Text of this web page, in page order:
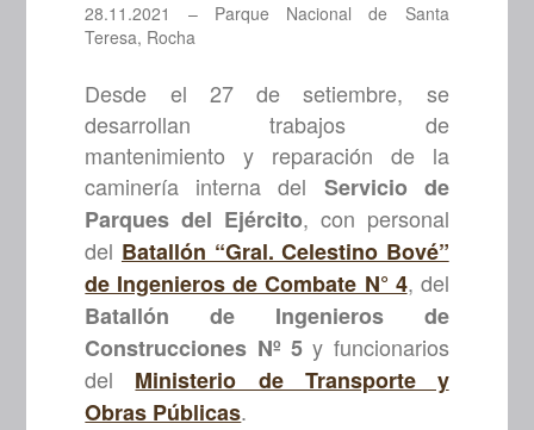
28.11.2021 – Parque Nacional de Santa
Teresa, Rocha
Desde el 27 de setiembre, se
desarrollan trabajos de
mantenimiento y reparación de la
caminería interna del Servicio de
Parques del Ejército, con personal
del Batallón “Gral. Celestino Bové”
de Ingenieros de Combate N° 4, del
Batallón de Ingenieros de
Construcciones Nº 5 y funcionarios
del Ministerio de Transporte y
Obras Públicas.